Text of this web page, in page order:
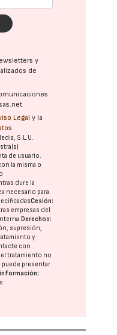
y
de
Legal y la
S.L.U.
de usuario.
la misma o
dure la
necesario para
Cesión:
empresas del
Derechos:
supresión,
y
con
tratamiento no
puede presentar
información: